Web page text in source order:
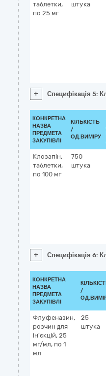
таблетки,
по 25 мг
штука
+ Специфікація 5:
КОНКРЕТНА
НАЗВА
ПРЕДМЕТА
ЗАКУПІВЛІ
КІЛЬКІСТЬ
/
ОД.ВИМІРУ
Клозапін,
таблетки,
по 100 мг
750
штука
+ Специфікація 6:
КОНКРЕТНА
НАЗВА
ПРЕДМЕТА
ЗАКУПІВЛІ
/
Флуфеназин,
розчин для
ін'єкцій, 25
мг/мл, по 1
мл
25
штука